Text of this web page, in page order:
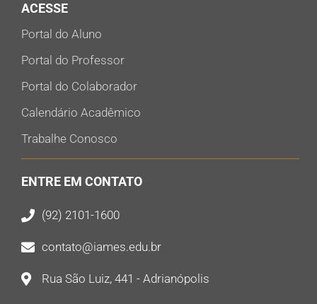
ACESSE
Portal do Aluno
Portal do Professor
Portal do Colaborador
Calendário Acadêmico
Trabalhe Conosco
ENTRE EM CONTATO
(92) 2101-1600
contato@iames.edu.br
Rua São Luiz, 441 - Adrianópolis